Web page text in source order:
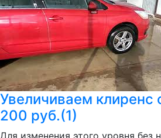
Увеличиваем клиренс
200 руб.(1)
Для изменения этого уровня без